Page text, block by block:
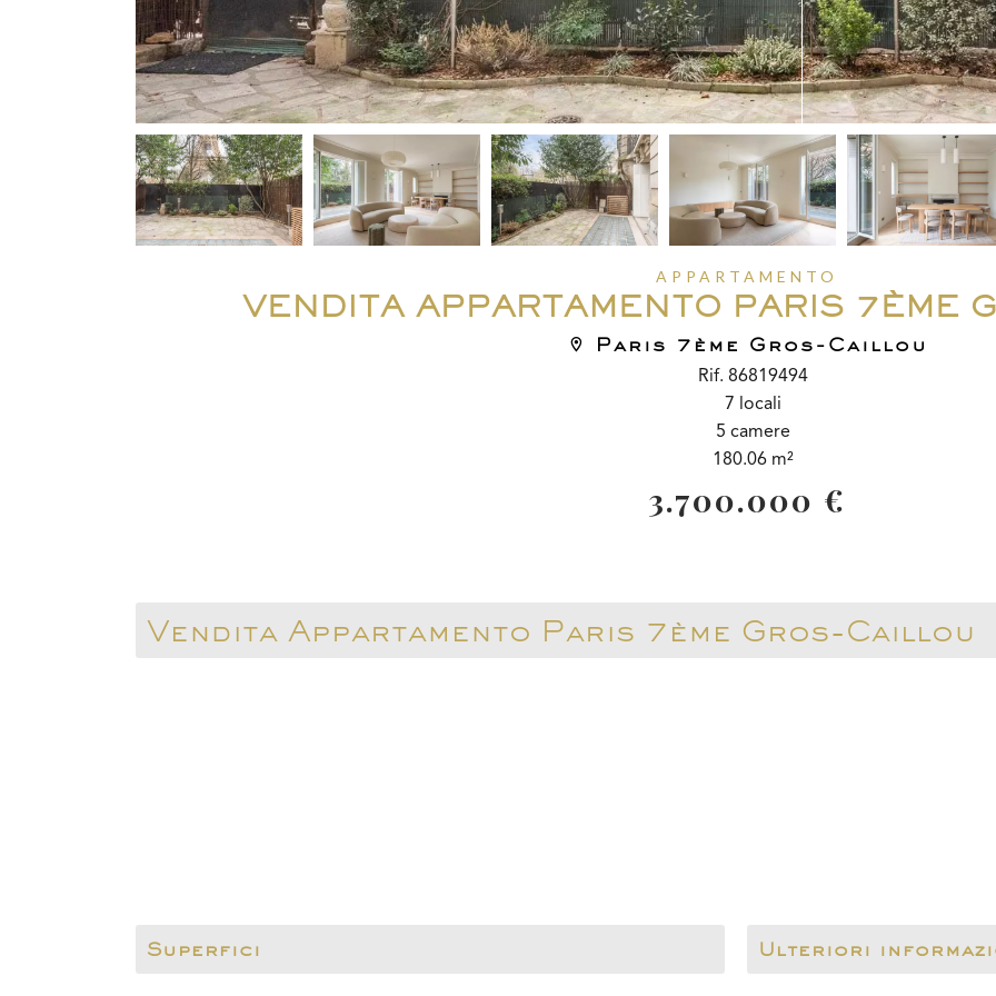
APPARTAMENTO
VENDITA APPARTAMENTO PARIS 7ÈME
Paris 7ème Gros-Caillou
Rif. 86819494
7 locali
5 camere
180.06 m²
3.700.000 €
Vendita Appartamento Paris 7ème Gros-Caillou
Superfici Ulteriori